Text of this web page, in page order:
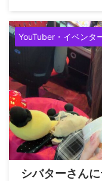
YouTuber・イベンタ
シバターさん